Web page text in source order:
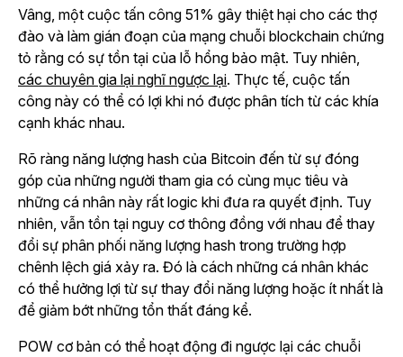
Vâng, một cuộc tấn công 51% gây thiệt hại cho các thợ
đào và làm gián đoạn của mạng chuỗi blockchain chứng
tỏ rằng có sự tồn tại của lỗ hổng bảo mật. Tuy nhiên,
các chuyên gia lại nghĩ ngược lại. Thực tế, cuộc tấn
công này có thể có lợi khi nó được phân tích từ các khía
cạnh khác nhau.
Rõ ràng năng lượng hash của Bitcoin đến từ sự đóng
góp của những người tham gia có cùng mục tiêu và
những cá nhân này rất logic khi đưa ra quyết định. Tuy
nhiên, vẫn tồn tại nguy cơ thông đồng với nhau để thay
đổi sự phân phối năng lượng hash trong trường hợp
chênh lệch giá xảy ra. Đó là cách những cá nhân khác
có thể hưởng lợi từ sự thay đổi năng lượng hoặc ít nhất là
để giảm bớt những tổn thất đáng kể.
POW cơ bản có thể hoạt động đi ngược lại các chuỗi